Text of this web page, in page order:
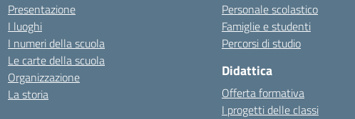
Presentazione
I luoghi
I numeri della scuola
Le carte della scuola
Organizzazione
La storia
Personale scolastico
Famiglie e studenti
Percorsi di studio
Didattica
Offerta formativa
I progetti delle classi